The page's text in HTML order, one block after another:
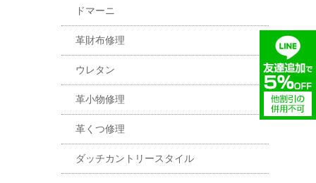
ドマーニ
革財布修理
ウレタン
革小物修理
革くつ修理
ダッチカントリースタイル